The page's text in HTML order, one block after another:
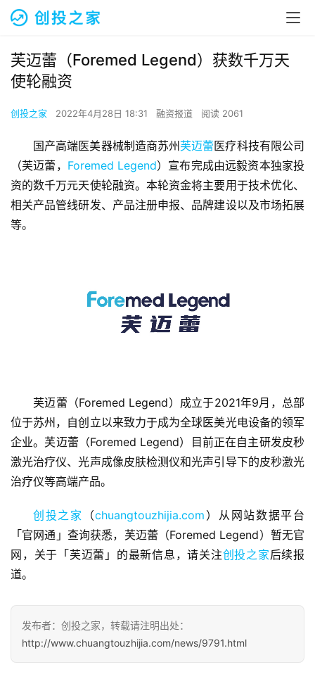
首
页
融
资
商
业
芙迈蕾（Foremed Legend）获数千万天
使轮融资
创投之家 2022年4月28日 18:31 融资报道 阅读 2061
国产高端医美器械制造商苏州 芙迈蕾医疗科技有限公司
（芙迈蕾， Foremed Legend）宣布完成由远毅资本独家投
资的数千万元天使轮融资。本轮资金将主要用于技术优化、
相关产品管线研发、产品注册申报、品牌建设以及市场拓展
等。
芙迈蕾（Foremed Legend）成立于2021年9月，总部
位于苏州，自创立以来致力于成为全球医美光电设备的领军
企业。芙迈蕾（Foremed Legend）目前正在自主研发皮秒
激光治疗仪、光声成像皮肤检测仪和光声引导下的皮秒激光
治疗仪等高端产品。
创投之家 （chuangtouzhijia.com ）从网站数据平台
「官网通」查询获悉，芙迈蕾（Foremed Legend）暂无官
网，关于「芙迈蕾」的最新信息，请关注创投之家后续报
道。
发布者：创投之家，转载请注明出处：
http://www.chuangtouzhijia.com/news/9791.html